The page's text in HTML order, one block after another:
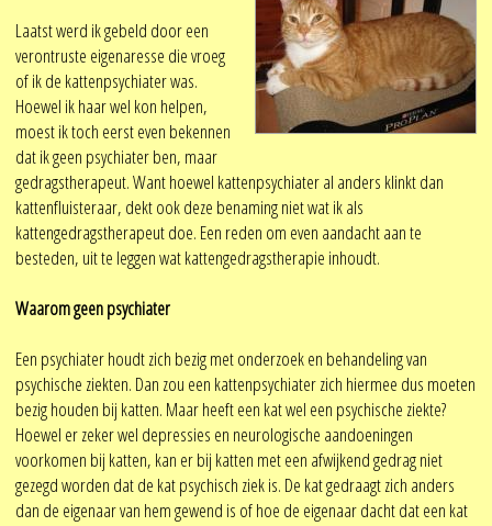
Laatst werd ik gebeld door een
verontruste eigenaresse die vroeg
of ik de kattenpsychiater was.
Hoewel ik haar wel kon helpen,
moest ik toch eerst even bekennen
dat ik geen psychiater ben, maar
gedragstherapeut. Want hoewel kattenpsychiater al anders klinkt dan
kattenfluisteraar, dekt ook deze benaming niet wat ik als
kattengedragstherapeut doe. Een reden om even aandacht aan te
besteden, uit te leggen wat kattengedragstherapie inhoudt.
Waarom geen psychiater
Een psychiater houdt zich bezig met onderzoek en behandeling van
psychische ziekten. Dan zou een kattenpsychiater zich hiermee dus moeten
bezig houden bij katten. Maar heeft een kat wel een psychische ziekte?
Hoewel er zeker wel depressies en neurologische aandoeningen
voorkomen bij katten, kan er bij katten met een afwijkend gedrag niet
gezegd worden dat de kat psychisch ziek is. De kat gedraagt zich anders
dan de eigenaar van hem gewend is of hoe de eigenaar dacht dat een kat